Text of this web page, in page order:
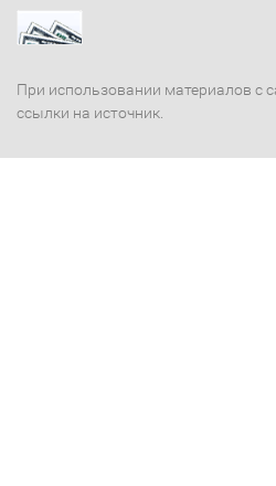
При использовании материалов с
ссылки на источник.